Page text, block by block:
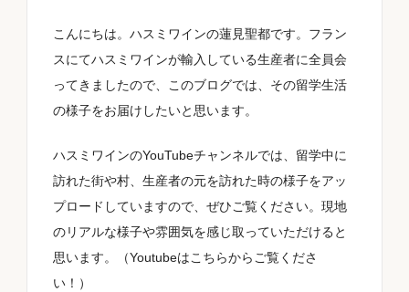
金額
品種
こんにちは。ハスミワインの蓮見聖都です。フラン
スにてハスミワインが輸入している生産者に全員会
ってきましたので、このブログでは、その留学生活
の様子をお届けしたいと思います。
ハスミワインのYouTubeチャンネルでは、留学中に
訪れた街や村、生産者の元を訪れた時の様子をアッ
プロードしていますので、ぜひご覧ください。現地
のリアルな様子や雰囲気を感じ取っていただけると
思います。（Youtubeはこちらからご覧くださ
い！ ）